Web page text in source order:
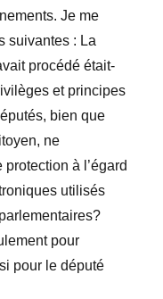
Je me
suivantes : La
procédé était-
et principes
bien que
ne
à l’égard
utilisés
pour
pour le député